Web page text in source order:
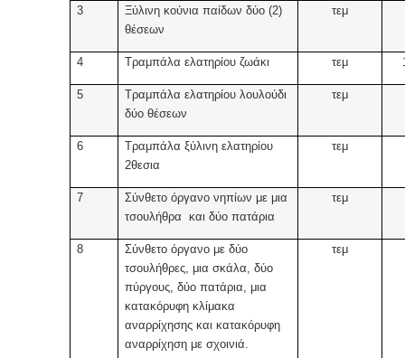
3
Ξύλινη κούνια παίδων δύο (2)
θέσεων
τεμ
4 Τραμπάλα ελατηρίου ζωάκι τεμ
5
Τραμπάλα ελατηρίου λουλούδι
δύο θέσεων
τεμ
6
Τραμπάλα ξύλινη ελατηρίου
2θεσια
τεμ
7
Σύνθετο όργανο νηπίων με μια
τσουλήθρα και δύο πατάρια
τεμ
8
Σύνθετο όργανο με δύο
τσουλήθρες, μια σκάλα, δύο
πύργους, δύο πατάρια, μια
κατακόρυφη κλίμακα
αναρρίχησης και κατακόρυφη
αναρρίχηση με σχοινιά.
τεμ